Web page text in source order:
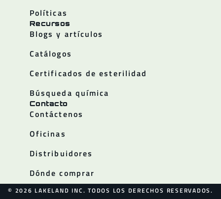
Políticas
Recursos
Blogs y artículos
Catálogos
Certificados de esterilidad
Búsqueda química
Contacto
Contáctenos
Oficinas
Distribuidores
Dónde comprar
© 2026 LAKELAND INC. TODOS LOS DERECHOS RESERVADOS.